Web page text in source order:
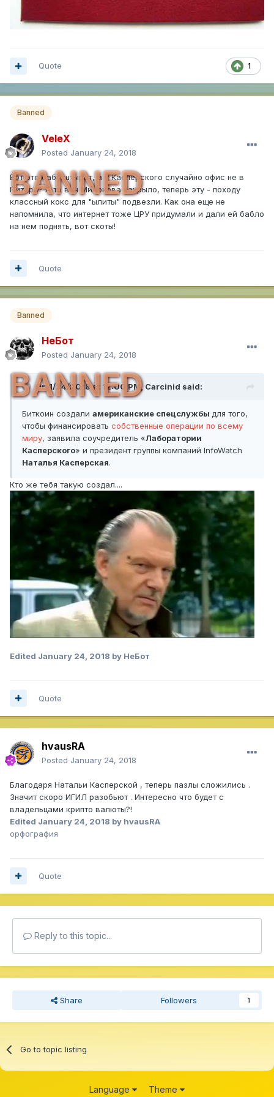
1
Quote
Banned
VeleX
Posted January 24, 2018
BANNED
Вот это бабу штырит, а у Касперского случайно офис не в
Питере? А то вон Милонова накрыло, теперь эту - походу
классный кокс для "ылиты" подвезли. Как она еще не
напомнила, что интернет тоже ЦРУ придумали и дали ей бабло
на нем поднять, вот скоты!
Quote
Banned
НеБот
Posted January 24, 2018
BANNED
On 1/24/2018 at 12:00 PM, Carcinid said:
Биткоин создали американские спецслужбы для того,
чтобы финансировать собственные операции по всему
миру, заявила соучредитель «Лаборатории
Касперского» и президент группы компаний InfoWatch
Наталья Касперская.
Кто же тебя такую создал....
Edited January 24, 2018 by НеБот
Quote
hvausRA
Posted January 24, 2018
Благодаря Натальи Касперской , теперь пазлы сложились .
Значит скоро ИГИЛ разобьют . Интересно что будет с
владельцами крипто валюты?!
Edited January 24, 2018 by hvausRA
орфография
Quote
Reply to this topic...
Share Followers 1
Go to topic listing
Language Theme